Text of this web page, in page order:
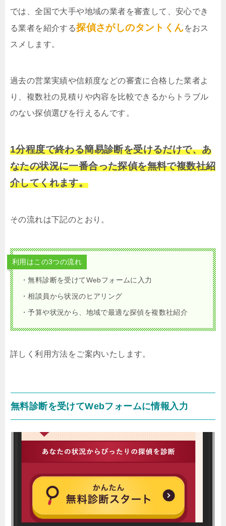
では、全国で大手や地域の業者を審査して、安心でき
る業者を紹介する探偵さがしのタントくんをおス
スメします。
過去の営業実績や信頼度などの審査に合格した業者よ
り、複数社の見積りや内容を比較できるからトラブル
のない探偵選びを行えるんです。
1分程度で終わる簡易診断を受けるだけで、あ
なたの状況に一番合った探偵を無料で複数社紹
介してくれます。
その流れは下記のとおり。
利用はこの3つの流れ
・無料診断を受けてWebフォームに入力
・相談員から状況のヒアリング
・予算や状況から、地域で最適な探偵を複数社紹介
詳しく利用方法をご案内いたします。
無料診断を受けてWebフォームに情報入力